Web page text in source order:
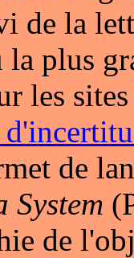
de la
la plus
les
de
de